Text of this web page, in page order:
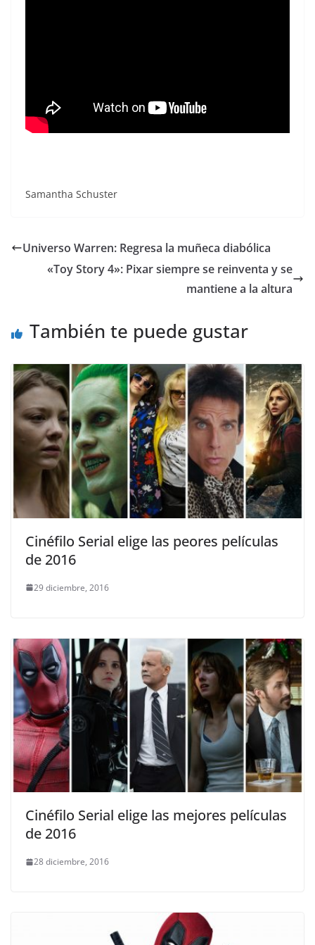
Samantha Schuster
Universo Warren: Regresa la muñeca diabólica
«Toy Story 4»: Pixar siempre se reinventa y se
mantiene a la altura
También te puede gustar
Cinéfilo Serial elige las peores películas
de 2016
29 diciembre, 2016
Cinéfilo Serial elige las mejores películas
de 2016
28 diciembre, 2016